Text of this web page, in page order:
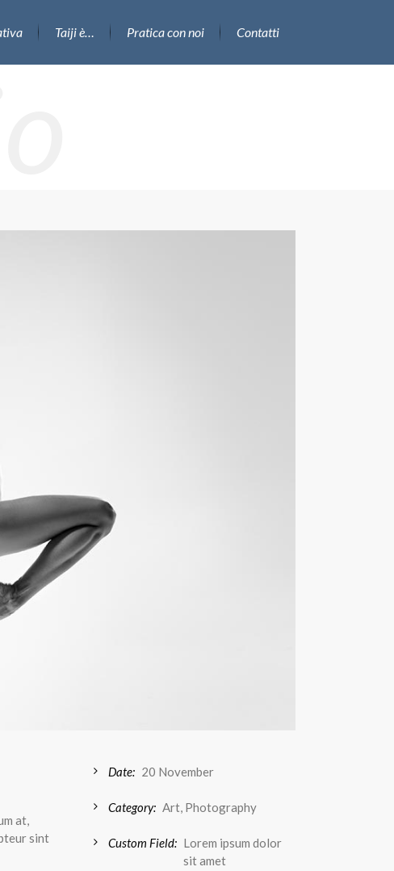
Taiji è… Pratica con noi Contatti
at,
sint
Date: 20 November
Category: Art, Photography
Custom Field: Lorem ipsum dolor
sit amet